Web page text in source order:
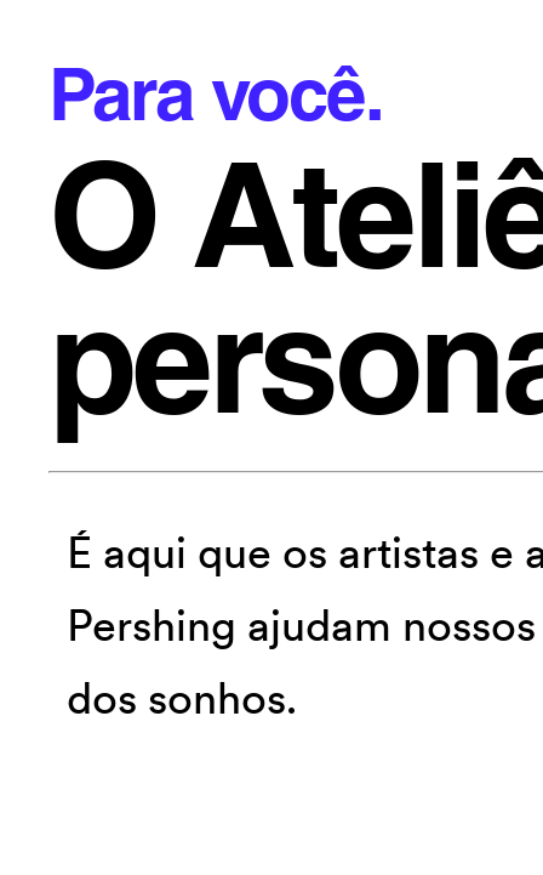
Para você.
O
É aqui que os artistas e
Pershing ajudam
dos sonhos.